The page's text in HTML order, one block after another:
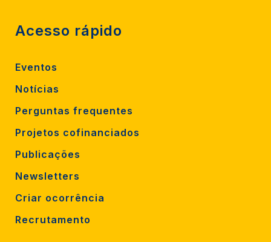
Acesso rápido
Eventos
Notícias
Perguntas frequentes
Projetos cofinanciados
Publicações
Newsletters
Criar ocorrência
Recrutamento